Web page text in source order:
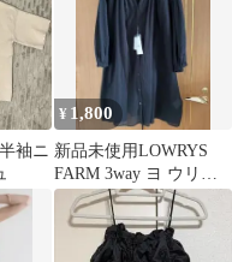
袖ニ
¥ 1,800
新品未使用LOWRYS
FARM 3way ヨ ウリュ
ウチュニック